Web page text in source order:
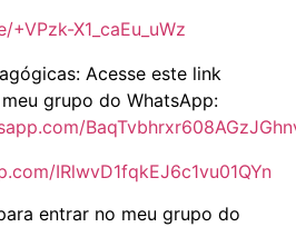
X1_caEu_uWz
Acesse este link
grupo do WhatsApp:
IRlwvD1fqkEJ6c1vu01QYn
entrar no meu grupo do